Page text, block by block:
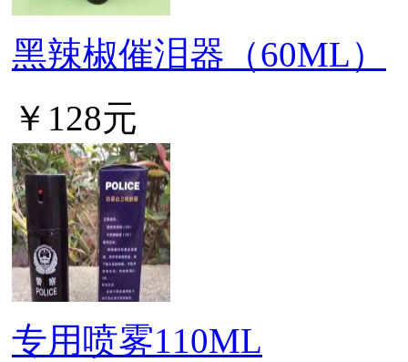
黑辣椒催泪器（60ML）
￥128元
专用喷雾110ML